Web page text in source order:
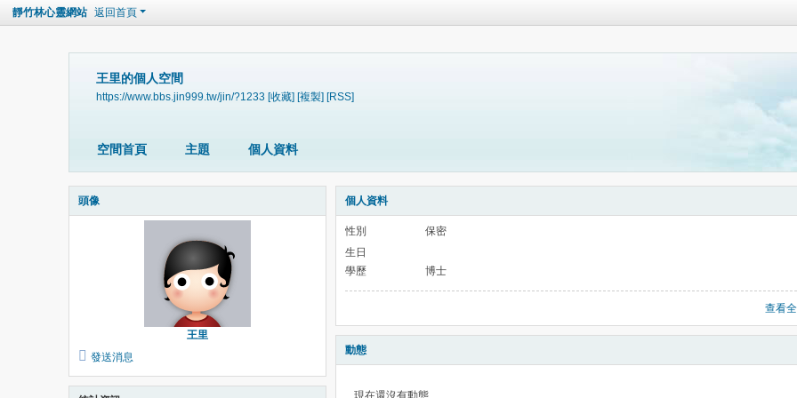
靜竹林心靈網站 返回首頁
王里的個人空間
https://www.bbs.jin999.tw/jin/?1233 [收藏] [複製] [RSS]
空間首頁 主題 個人資料
頭像
王里
發送消息
個人資料
性別
保密
生日
學歷
博士
查看
動態
現在還沒有動態